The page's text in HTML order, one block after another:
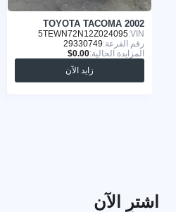
TOYOTA TACOMA 2002
VIN:
5TEWN72N12Z024095
رقم القرعة:29330749
المزايدة الحالية:
زايد الآن
اشترِ الآن